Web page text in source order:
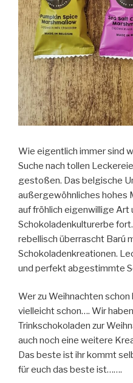
Wie eigentlich immer sind
Suche nach tollen
gestoßen. Das belgische
außergewöhnliches hohes
auf fröhlich eigenwillige Art
Schokoladenkulturerbe
rebellisch überrascht Barú
Schokoladenkreationen.
und perfekt abgestimmte
Wer zu Weihnachten schon
vielleicht schon…. Wir
Trinkschokoladen zur
auch noch eine weitere
Das beste ist ihr kommt
für euch das beste ist…….